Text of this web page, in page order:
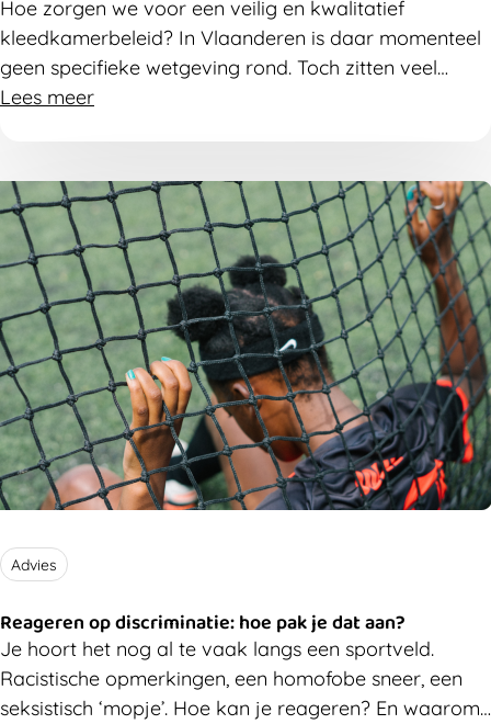
Hoe zorgen we voor een veilig en kwalitatief
kleedkamerbeleid? In Vlaanderen is daar momenteel
geen specifieke wetgeving rond. Toch zitten veel
sportclubs, verenigingen, zwembaden en scholen met
Lees meer
Advies
Reageren op discriminatie: hoe pak je dat aan?
Je hoort het nog al te vaak langs een sportveld.
Racistische opmerkingen, een homofobe sneer, een
seksistisch ‘mopje’. Hoe kan je reageren? En waarom